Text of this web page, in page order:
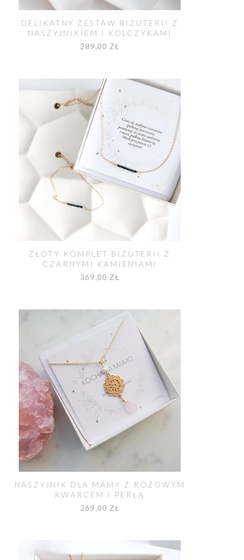
DELIKATNY ZESTAW BIŻUTERII Z
NASZYJNIKIEM I KOLCZYKAMI
289,00 ZŁ
ZŁOTY KOMPLET BIŻUTERII Z
CZARNYMI KAMIENIAMI
369,00 ZŁ
NASZYJNIK DLA MAMY Z RÓŻOWYM
KWARCEM I PERŁĄ
269,00 ZŁ